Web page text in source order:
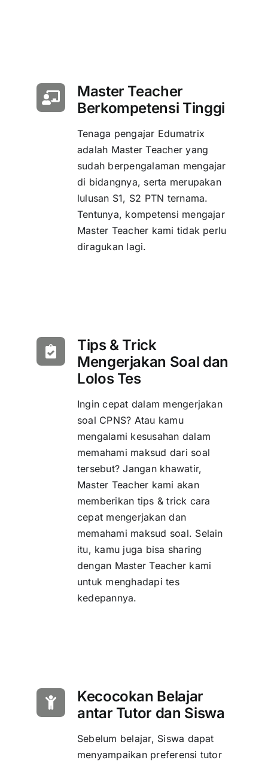
Master Teacher
Berkompetensi Tinggi
Tenaga pengajar Edumatrix
adalah Master Teacher yang
sudah berpengalaman mengajar
di bidangnya, serta merupakan
lulusan S1, S2 PTN ternama.
Tentunya, kompetensi mengajar
Master Teacher kami tidak perlu
diragukan lagi.
Tips & Trick
Mengerjakan Soal dan
Lolos Tes
Ingin cepat dalam mengerjakan
soal CPNS? Atau kamu
mengalami kesusahan dalam
memahami maksud dari soal
tersebut? Jangan khawatir,
Master Teacher kami akan
memberikan tips & trick cara
cepat mengerjakan dan
memahami maksud soal. Selain
itu, kamu juga bisa sharing
dengan Master Teacher kami
untuk menghadapi tes
kedepannya.
Kecocokan Belajar
antar Tutor dan Siswa
Sebelum belajar, Siswa dapat
menyampaikan preferensi tutor